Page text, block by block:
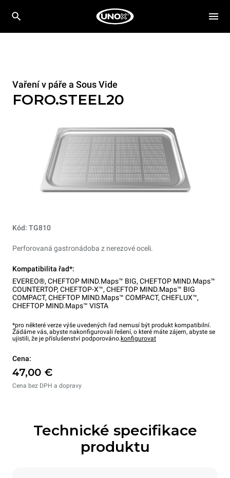
Vaření v páře a Sous Vide
FORO.STEEL20
Kód: TG810
Perforovaná gastronádoba z nerezové oceli.
Kompatibilita řad*:
EVEREO®, CHEFTOP MIND.Maps™ BIG, CHEFTOP MIND.Maps™
COUNTERTOP, CHEFTOP-X™, CHEFTOP MIND.Maps™ BIG
COMPACT, CHEFTOP MIND.Maps™ COMPACT, CHEFLUX™,
CHEFTOP MIND.Maps™ VISTA
*pro některé verze výše uvedených řad nemusí být produkt kompatibilní.
Žádáme vás, abyste nakonfigurovali řešení, o které máte zájem, abyste se
ujistili, že je příslušenství podporováno. konfigurovat
Cena:
47,00 €
Cena bez DPH a dopravy
Technické specifikace
produktu